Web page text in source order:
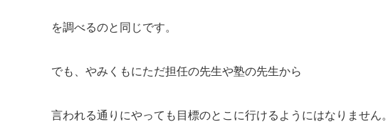
を調べるのと同じです。
でも、やみくもにただ担任の先生や塾の先生から
言われる通りにやっても目標のとこに行けるようにはなりません。